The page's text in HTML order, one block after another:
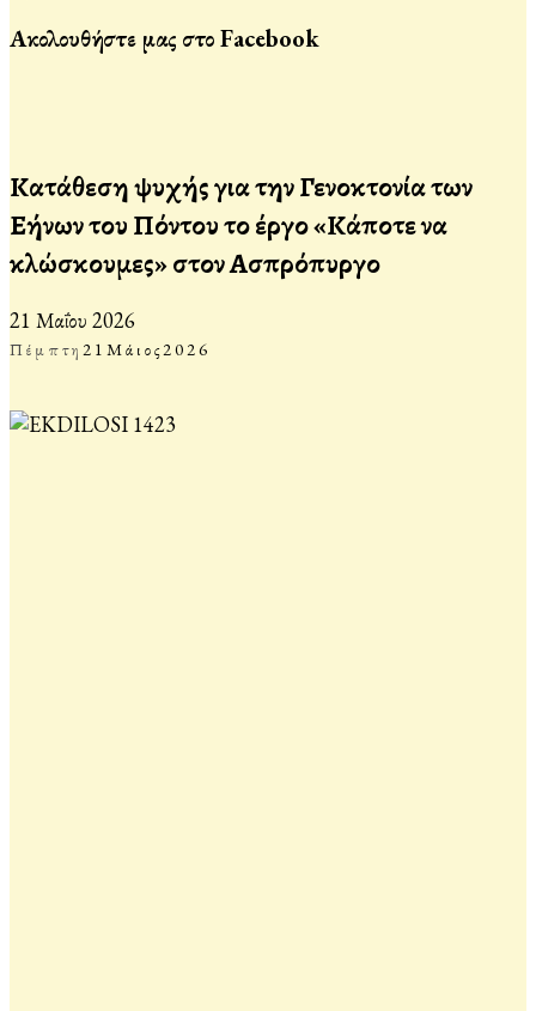
Ακολουθήστε μας στο Facebook
Κατάθεση ψυχής για την Γενοκτονία των
Ελλήνων του Πόντου το έργο «Κάποτε να
κλώσκουμες» στον Ασπρόπυργο
21 Μαΐου 2026
Πέμπτη21Μάιος2026